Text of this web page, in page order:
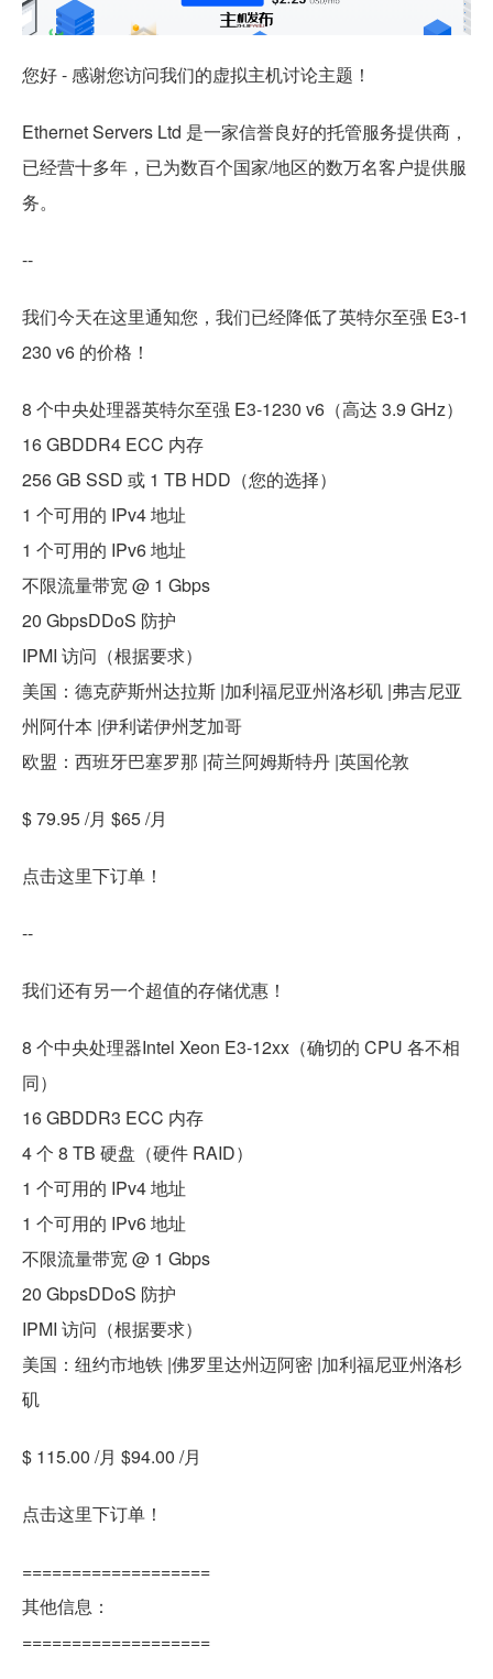
您好 - 感谢您访问我们的虚拟主机讨论主题！
Ethernet Servers Ltd 是一家信誉良好的托管服务提供商，
已经营十多年，已为数百个国家/地区的数万名客户提供服
务。
--
我们今天在这里通知您，我们已经降低了英特尔至强 E3-1
230 v6 的价格！
8 个中央处理器英特尔至强 E3-1230 v6（高达 3.9 GHz）
16 GBDDR4 ECC 内存
256 GB SSD 或 1 TB HDD（您的选择）
1 个可用的 IPv4 地址
1 个可用的 IPv6 地址
不限流量带宽 @ 1 Gbps
20 GbpsDDoS 防护
IPMI 访问（根据要求）
美国：德克萨斯州达拉斯 |加利福尼亚州洛杉矶 |弗吉尼亚
州阿什本 |伊利诺伊州芝加哥
欧盟：西班牙巴塞罗那 |荷兰阿姆斯特丹 |英国伦敦
$ 79.95 /月 $65 /月
点击这里下订单！
--
我们还有另一个超值的存储优惠！
8 个中央处理器Intel Xeon E3-12xx（确切的 CPU 各不相
同）
16 GBDDR3 ECC 内存
4 个 8 TB 硬盘（硬件 RAID）
1 个可用的 IPv4 地址
1 个可用的 IPv6 地址
不限流量带宽 @ 1 Gbps
20 GbpsDDoS 防护
IPMI 访问（根据要求）
美国：纽约市地铁 |佛罗里达州迈阿密 |加利福尼亚州洛杉
矶
$ 115.00 /月 $94.00 /月
点击这里下订单！
===================
其他信息：
===================